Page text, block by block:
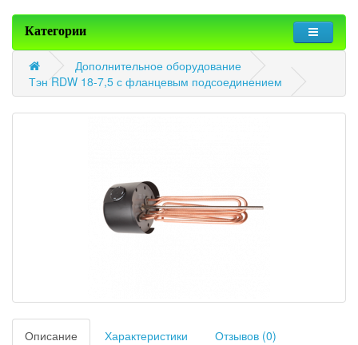
Категории
Дополнительное оборудование
Тэн RDW 18-7,5 с фланцевым подсоединением
Описание Характеристики Отзывов (0)